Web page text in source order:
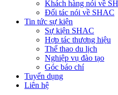
Khách hàng nói về
Đối tác nói về SHAC
Tin tức sự kiện
Sự kiện SHAC
Hợp tác thương hiệu
Thể thao du lịch
Nghiệp vụ đào tạo
Góc báo chí
Tuyển dụng
Liên hệ